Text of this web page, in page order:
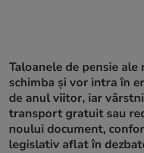
Taloanele de pensie
schimba și vor intra în
de anul viitor, iar
transport gratuit sau
noului document,
legislativ aflat în